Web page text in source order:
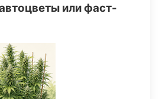
или фаст-